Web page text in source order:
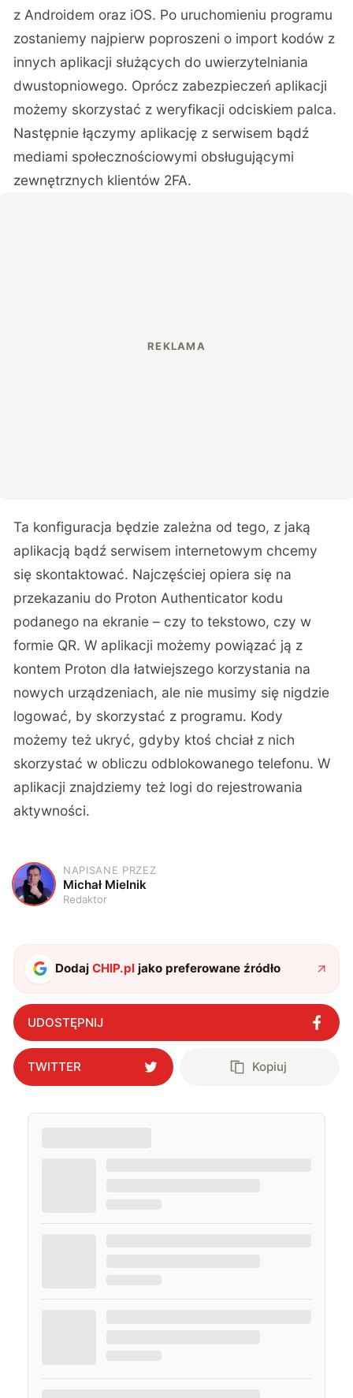
z Androidem oraz iOS. Po uruchomieniu programu
zostaniemy najpierw poproszeni o import kodów z
innych aplikacji służących do uwierzytelniania
dwustopniowego. Oprócz zabezpieczeń aplikacji
możemy skorzystać z weryfikacji odciskiem palca.
Następnie łączymy aplikację z serwisem bądź
mediami społecznościowymi obsługującymi
zewnętrznych klientów 2FA.
Ta konfiguracja będzie zależna od tego, z jaką
aplikacją bądź serwisem internetowym chcemy
się skontaktować. Najczęściej opiera się na
przekazaniu do Proton Authenticator kodu
podanego na ekranie – czy to tekstowo, czy w
formie QR. W aplikacji możemy powiązać ją z
kontem Proton dla łatwiejszego korzystania na
nowych urządzeniach, ale nie musimy się nigdzie
logować, by skorzystać z programu. Kody
możemy też ukryć, gdyby ktoś chciał z nich
skorzystać w obliczu odblokowanego telefonu. W
aplikacji znajdziemy też logi do rejestrowania
aktywności.
M
NAPISANE PRZEZ
Michał Mielnik
Redaktor
DodajCHIP.pl jako preferowane źródło
UDOSTĘPNIJ
TWITTER Kopiuj